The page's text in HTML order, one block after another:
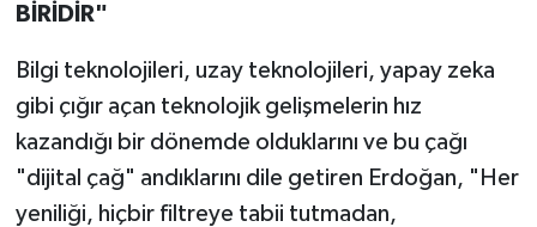
BİRİDİR"
Bilgi teknolojileri, uzay teknolojileri, yapay zeka
gibi çığır açan teknolojik gelişmelerin hız
kazandığı bir dönemde olduklarını ve bu çağı
"dijital çağ" andıklarını dile getiren Erdoğan, "Her
yeniliği, hiçbir filtreye tabii tutmadan,